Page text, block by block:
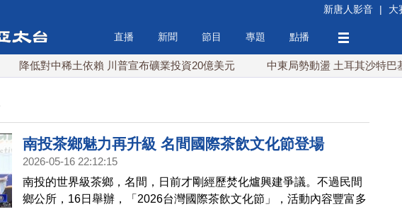
新唐人影音 | 大
直播 新聞 節目 專題 點播
降低對中稀土依賴 川普宣布礦業投資20億美元 中東局勢動盪 土耳其沙特巴基斯
南投茶鄉魅力再升級 名間國際茶飲文化節登場
2026-05-16 22:12:15
南投的世界級茶鄉，名間，日前才剛經歷焚化爐興建爭議。不過民間
鄉公所，16日舉辦，「2026台灣國際茶飲文化節」，活動內容豐富多